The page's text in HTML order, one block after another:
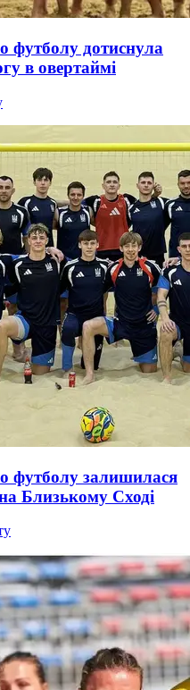
футболу дотиснула
в овертаймі
футболу залишилася
Близькому Сході